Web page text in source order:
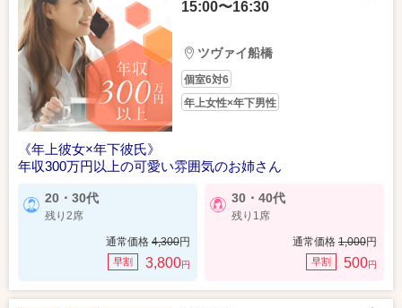
15:00〜16:30
ツヴァイ船橋
個室6対6
年上女性×年下男性
《年上彼女×年下彼氏》
年収300万円以上の可愛い雰囲気のお姉さん
20・30代
残り2席
通常価格 4,300円
早割 3,800円
30・40代
残り1席
通常価格 1,000円
早割 500円